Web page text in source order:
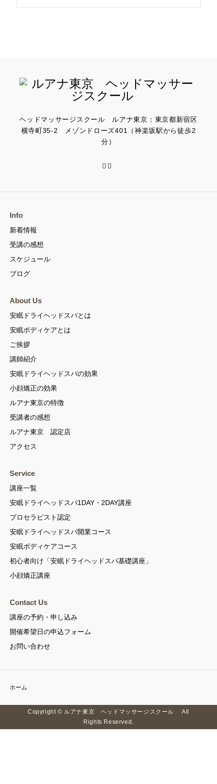
ヘッドマッサージスクール ルアナ東京：東京都新宿区
横寺町35-2 メゾンドローズ401（神楽坂駅から徒歩2
分）
Info
新着情報
受講の感想
スケジュール
ブログ
About Us
安眠ドライヘッドスパとは
安眠ボディケアとは
ご挨拶
講師紹介
安眠ドライヘッドスパの効果
小顔矯正の効果
ルアナ東京の特徴
受講者の感想
ルアナ東京 認定店
アクセス
Service
講座一覧
安眠ドライヘッドスパ1DAY・2DAY講座
プロセラピスト認定
安眠ドライへッドスパ開業コース
安眠ボディケアコース
初心者向け「安眠ドライヘッドスパ基礎講座」
小顔矯正講座
Contact Us
講座の予約・申し込み
開催希望日の申込フォーム
お問い合わせ
ホーム
Copyright © ルアナ東京 ヘッドマッサージスクール All
Rights Reserved.